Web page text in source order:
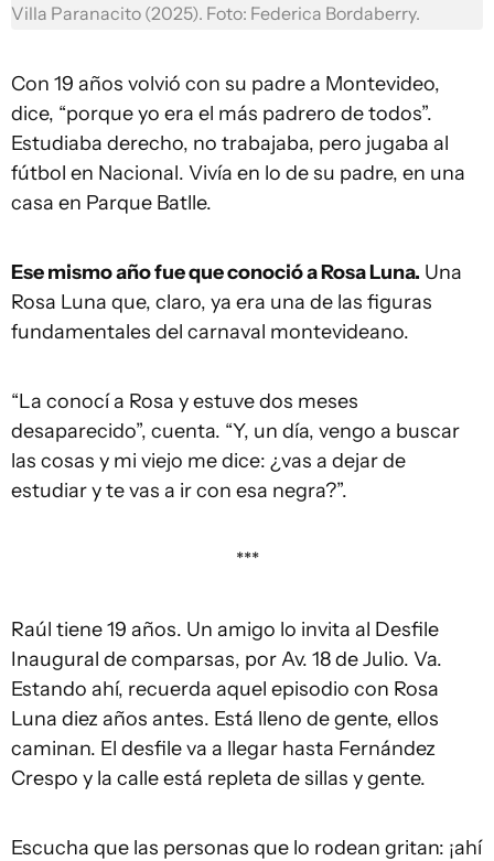
Villa Paranacito (2025). Foto: Federica Bordaberry.
Con 19 años volvió con su padre a Montevideo,
dice, “porque yo era el más padrero de todos”.
Estudiaba derecho, no trabajaba, pero jugaba al
fútbol en Nacional. Vivía en lo de su padre, en una
casa en Parque Batlle.
Ese mismo año fue que conoció a Rosa Luna. Una
Rosa Luna que, claro, ya era una de las figuras
fundamentales del carnaval montevideano.
“La conocí a Rosa y estuve dos meses
desaparecido”, cuenta. “Y, un día, vengo a buscar
las cosas y mi viejo me dice: ¿vas a dejar de
estudiar y te vas a ir con esa negra?”.
***
Raúl tiene 19 años. Un amigo lo invita al Desfile
Inaugural de comparsas, por Av. 18 de Julio. Va.
Estando ahí, recuerda aquel episodio con Rosa
Luna diez años antes. Está lleno de gente, ellos
caminan. El desfile va a llegar hasta Fernández
Crespo y la calle está repleta de sillas y gente.
Escucha que las personas que lo rodean gritan: ¡ahí